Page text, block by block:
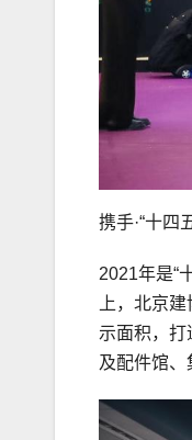
携手·“十四
2021年是“
上，北京
示面积，
及配件馆、